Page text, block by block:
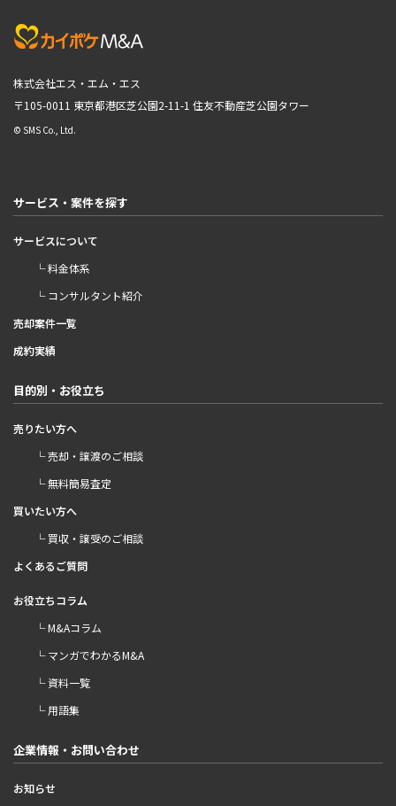
株式会社エス・エム・エス
〒105-0011 東京都港区芝公園2-11-1 住友不動産芝公園タワー
© SMS Co., Ltd.
サービス・案件を探す
サービスについて
└ 料金体系
└ コンサルタント紹介
売却案件一覧
成約実績
目的別・お役立ち
売りたい方へ
└ 売却・譲渡のご相談
└ 無料簡易査定
買いたい方へ
└ 買収・譲受のご相談
よくあるご質問
お役立ちコラム
└ M&Aコラム
└ マンガでわかるM&A
└ 資料一覧
└ 用語集
企業情報・お問い合わせ
お知らせ